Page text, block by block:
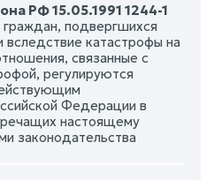
РФ 15.05.1991 1244-1
подвергшихся
катастрофы на
связанные с
регулируются
Федерации в
настоящему
законодательства